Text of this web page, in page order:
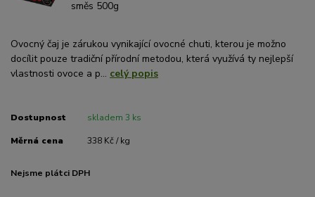
Ovocný čaj je zárukou vynikající ovocné chuti, kterou je možno
docílit pouze tradiční přírodní metodou, která využívá ty nejlepší
vlastnosti ovoce a p... celý popis
Dostupnost skladem 3 ks
Měrná cena 338 Kč / kg
Nejsme plátci DPH